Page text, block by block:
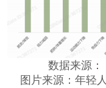
数据来源：
图片来源：年轻